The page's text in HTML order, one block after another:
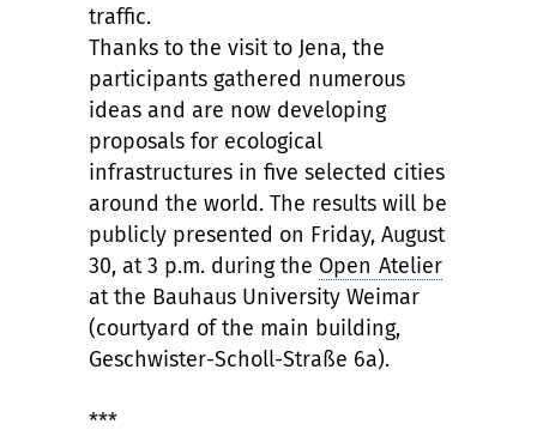
traffic.
Thanks to the visit to Jena, the
participants gathered numerous
ideas and are now developing
proposals for ecological
infrastructures in five selected cities
around the world. The results will be
publicly presented on Friday, August
30, at 3 p.m. during the Open Atelier
at the Bauhaus University Weimar
(courtyard of the main building,
Geschwister-Scholl-Straße 6a).
***